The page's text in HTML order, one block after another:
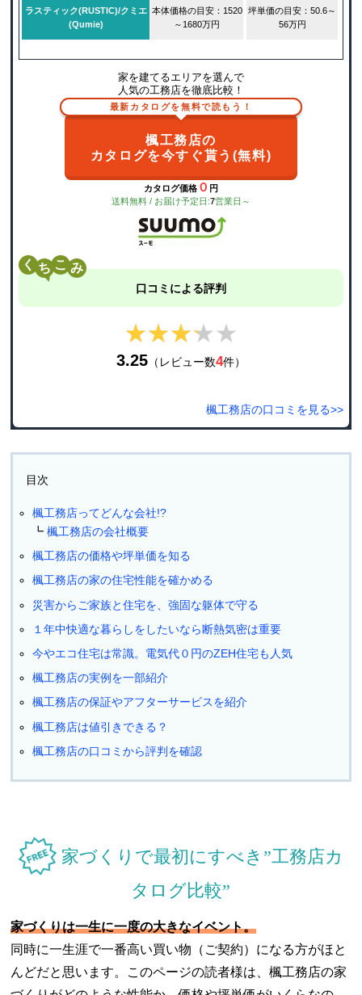
ラスティック(RUSTIC)/クミエ
(Qumie)
本体価格の目安：1520
～1680万円
坪単価の目安：50.6～
56万円
家を建てるエリアを選んで
人気の工務店を徹底比較！
最新カタログを無料で読もう！
楓工務店の
カタログを今すぐ貰う(無料)
カタログ価格 ０ 円
送料無料 / お届け予定日:7営業日～
く こ
口コミによる評判
★★★★★
★★★★★
3.25 （レビュー数4件）
楓工務店の口コミを見る>>
目次
楓工務店ってどんな会社!?
楓工務店の会社概要
楓工務店の価格や坪単価を知る
楓工務店の家の住宅性能を確かめる
災害からご家族と住宅を、強固な躯体で守る
１年中快適な暮らしをしたいなら断熱気密は重要
今やエコ住宅は常識。電気代０円のZEH住宅も人気
楓工務店の実例を一部紹介
楓工務店の保証やアフターサービスを紹介
楓工務店は値引きできる？
楓工務店の口コミから評判を確認